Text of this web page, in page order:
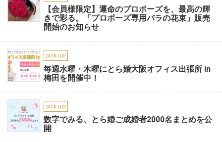
【会員様限定】運命のプロポーズを、最高の輝
きで彩る。「プロポーズ専用バラの花束」販売
開始のお知らせ
pick up!
毎週水曜・木曜にとら婚大阪オフィス出張所 in
梅田を開催中！
pick up!
数字でみる、とら婚ご成婚者2000名まとめを公
開